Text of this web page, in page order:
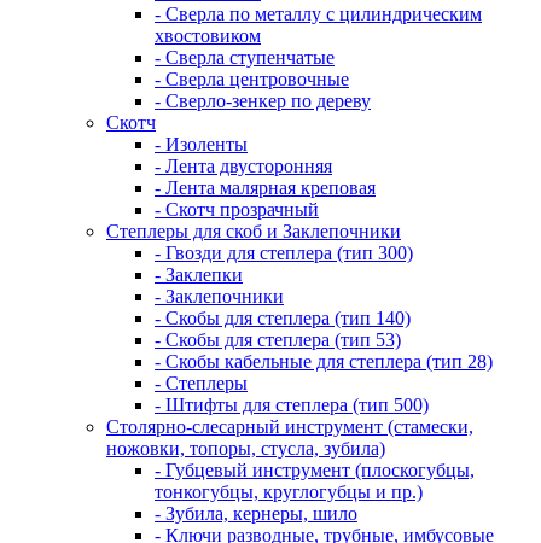
- Сверла по металлу с цилиндрическим
хвостовиком
- Сверла ступенчатые
- Сверла центровочные
- Сверло-зенкер по дереву
Скотч
- Изоленты
- Лента двусторонняя
- Лента малярная креповая
- Скотч прозрачный
Степлеры для скоб и Заклепочники
- Гвозди для степлера (тип 300)
- Заклепки
- Заклепочники
- Скобы для степлера (тип 140)
- Скобы для степлера (тип 53)
- Скобы кабельные для степлера (тип 28)
- Степлеры
- Штифты для степлера (тип 500)
Столярно-слесарный инструмент (стамески,
ножовки, топоры, стусла, зубила)
- Губцевый инструмент (плоскогубцы,
тонкогубцы, круглогубцы и пр.)
- Зубила, кернеры, шило
- Ключи разводные, трубные, имбусовые